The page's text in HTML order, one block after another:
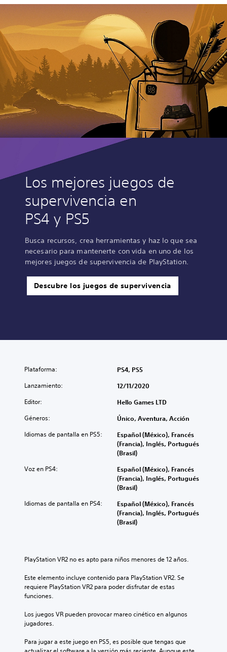
Los mejores juegos de
supervivencia en
PS4 y PS5
Busca recursos, crea herramientas y haz lo que sea
necesario para mantenerte con vida en uno de los
mejores juegos de supervivencia de PlayStation.
Descubre los juegos de supervivencia
Plataforma: PS4, PS5
Lanzamiento: 12/11/2020
Editor: Hello Games LTD
Géneros: Único, Aventura, Acción
Idiomas de pantalla en PS5:
Español (México), Francés
(Francia), Inglés, Portugués
(Brasil)
Voz en PS4:
Español (México), Francés
(Francia), Inglés, Portugués
(Brasil)
Idiomas de pantalla en PS4:
Español (México), Francés
(Francia), Inglés, Portugués
(Brasil)
PlayStation VR2 no es apto para niños menores de 12 años.
Este elemento incluye contenido para PlayStation VR2. Se
requiere PlayStation VR2 para poder disfrutar de estas
funciones.
Los juegos VR pueden provocar mareo cinético en algunos
jugadores.
Para jugar a este juego en PS5, es posible que tengas que